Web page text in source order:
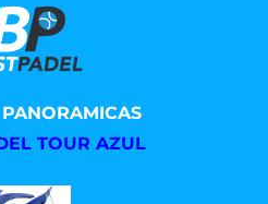
PANORAMICAS
TOUR AZUL